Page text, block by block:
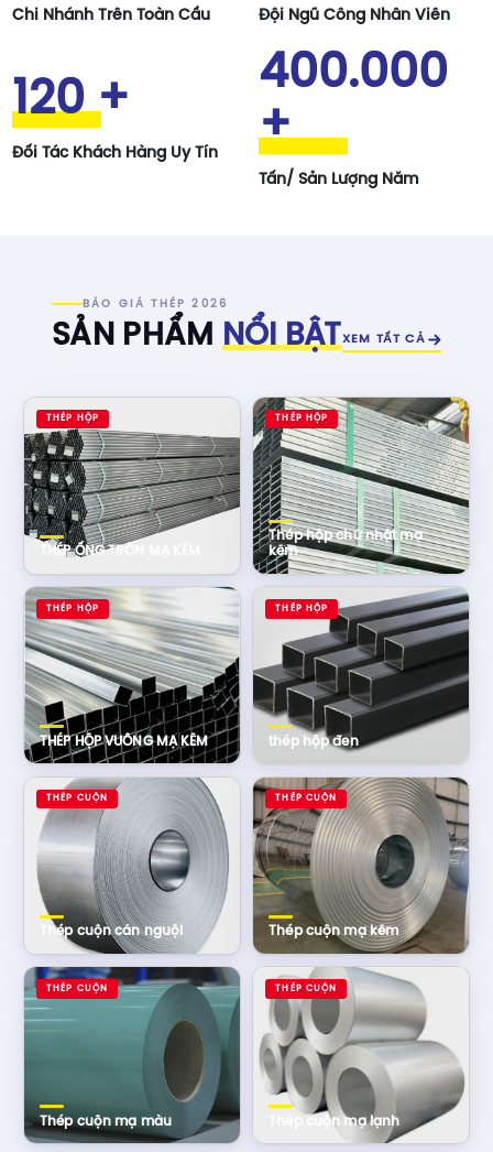
Chi Nhánh Trên Toàn Cầu Đội Ngũ Công Nhân Viên
120 +
Đối Tác Khách Hàng Uy Tín
400.000
+
Tấn/ Sản Lượng Năm
BÁO GIÁ THÉP 2026
SẢN PHẨM NỔI BẬTXEM TẤT CẢ
THÉP HỘP
THÉP ỐNG TRÒN MẠ KẼM
THÉP HỘP
Thép hộp chữ nhật mạ
kẽm
THÉP HỘP
THÉP HỘP VUÔNG MẠ KẼM
THÉP HỘP
thép hộp đen
THÉP CUỘN
Thép cuộn cán nguội
THÉP CUỘN
Thép cuộn mạ kẽm
THÉP CUỘN
Thép cuộn mạ màu
THÉP CUỘN
Thép cuộn mạ lạnh